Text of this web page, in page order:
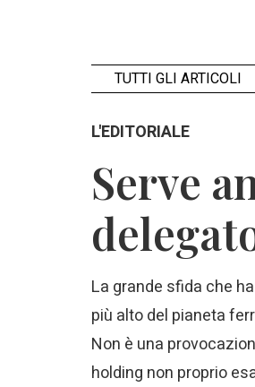
TUTTI GLI ARTICOLI
L'EDITORIALE
Serve
La grande sfida che
più alto del pianeta
Non è una
holding non proprio